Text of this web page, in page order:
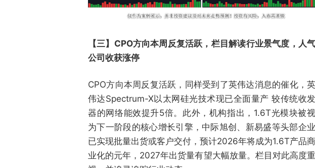
【三】CPO方向本周反复活跃，栏目解读行业景气度，人气
公司收获涨停
CPO方向本周反复活跃，同样受到了英伟达消息的催化，英
伟达Spectrum-X以太网硅光技术现已全面量产 较传统收发
器的网络能效提升5倍。此外，机构指出，1.6T光模块被视
为下一阶段的核心增长引擎，中际旭创、新易盛等头部企业
已实现批量出货或客户交付，预计2026年将成为1.6T产品商
业化的元年，2027年出货量有望大幅放量。栏目对此高度重